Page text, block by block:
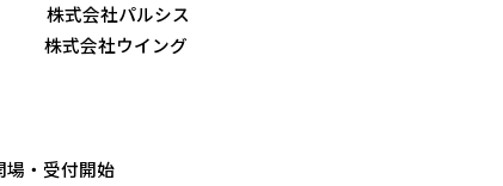
式会社パルシス
株式会社ウイング
・受付開始